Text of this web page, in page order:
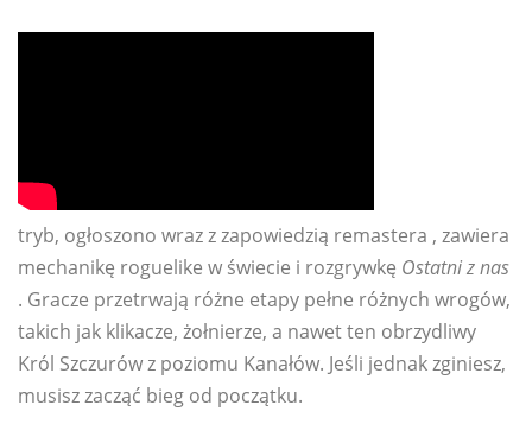
tryb, ogłoszono wraz z zapowiedzią remastera , zawiera
mechanikę roguelike w świecie i rozgrywkę Ostatni z nas
. Gracze przetrwają różne etapy pełne różnych wrogów,
takich jak klikacze, żołnierze, a nawet ten obrzydliwy
Król Szczurów z poziomu Kanałów. Jeśli jednak zginiesz,
musisz zacząć bieg od początku.